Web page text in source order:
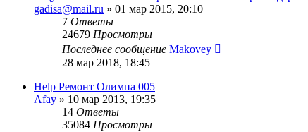
gadisa@mail.ru » 01 мар 2015, 20:10
7 Ответы
24679 Просмотры
Последнее сообщение Makovey
28 мар 2018, 18:45
Help Ремонт Олимпа 005
Afay » 10 мар 2013, 19:35
14 Ответы
35084 Просмотры